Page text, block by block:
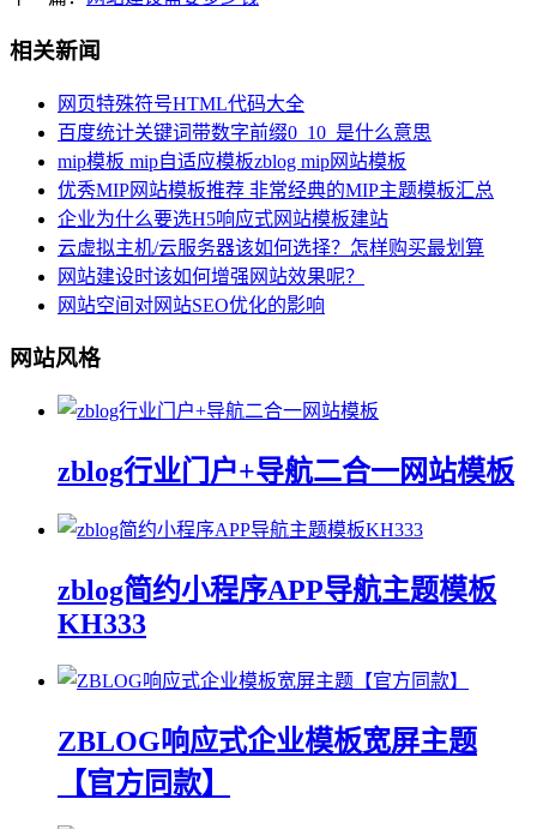
相关新闻
网页特殊符号HTML代码大全
百度统计关键词带数字前缀0_10_是什么意思
mip模板 mip自适应模板zblog mip网站模板
优秀MIP网站模板推荐 非常经典的MIP主题模板汇总
企业为什么要选H5响应式网站模板建站
云虚拟主机/云服务器该如何选择？怎样购买最划算
网站建设时该如何增强网站效果呢？
网站空间对网站SEO优化的影响
网站风格
zblog行业门户+导航二合一网站模板
zblog简约小程序APP导航主题模板
KH333
ZBLOG响应式企业模板宽屏主题
【官方同款】